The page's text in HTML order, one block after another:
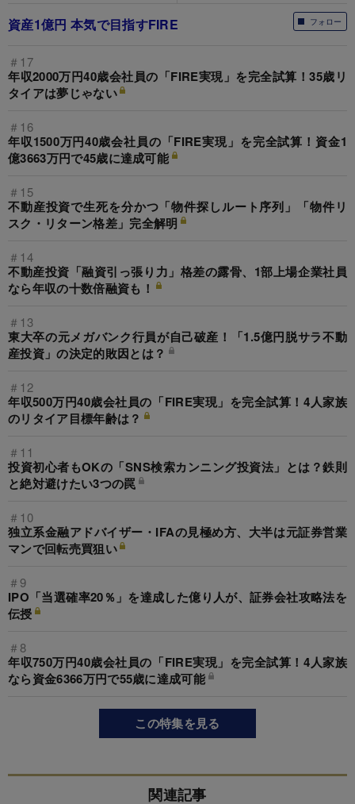
フォロー
資産1億円 本気で目指すFIRE
＃17
年収2000万円40歳会社員の「FIRE実現」を完全試算！35歳リ
タイアは夢じゃない
＃16
年収1500万円40歳会社員の「FIRE実現」を完全試算！資金1
億3663万円で45歳に達成可能
＃15
不動産投資で生死を分かつ「物件探しルート序列」「物件リ
スク・リターン格差」完全解明
＃14
不動産投資「融資引っ張り力」格差の露骨、1部上場企業社員
なら年収の十数倍融資も！
＃13
東大卒の元メガバンク行員が自己破産！「1.5億円脱サラ不動
産投資」の決定的敗因とは？
＃12
年収500万円40歳会社員の「FIRE実現」を完全試算！4人家族
のリタイア目標年齢は？
＃11
投資初心者もOKの「SNS検索カンニング投資法」とは？鉄則
と絶対避けたい3つの罠
＃10
独立系金融アドバイザー・IFAの見極め方、大半は元証券営業
マンで回転売買狙い
＃9
IPO「当選確率20％」を達成した億り人が、証券会社攻略法を
伝授
＃8
年収750万円40歳会社員の「FIRE実現」を完全試算！4人家族
なら資金6366万円で55歳に達成可能
この特集を見る
関連記事